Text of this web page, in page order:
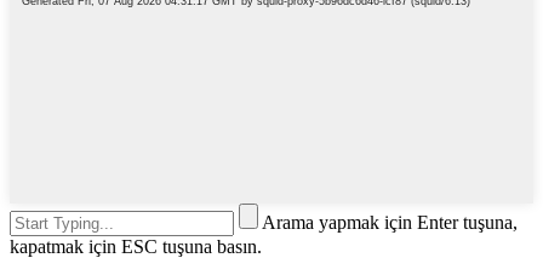
Arama yapmak için Enter tuşuna,
kapatmak için ESC tuşuna basın.